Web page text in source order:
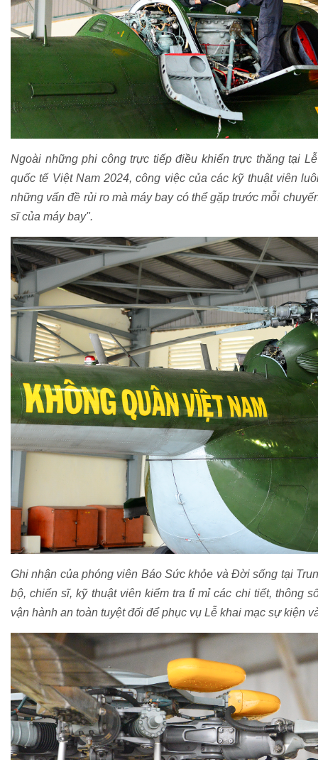
Ngoài những phi công trực tiếp điều khiển trực thăng tại
quốc tế Việt Nam 2024, công việc của các kỹ thuật viên
những vấn đề rủi ro mà máy bay có thể gặp trước mỗi
sĩ của máy bay".
Ghi nhận của phóng viên Báo Sức khỏe và Đời sống tại
bộ, chiến sĩ, kỹ thuật viên kiểm tra tỉ mỉ các chi tiết, thông
vận hành an toàn tuyệt đối để phục vụ Lễ khai mạc sự kiện